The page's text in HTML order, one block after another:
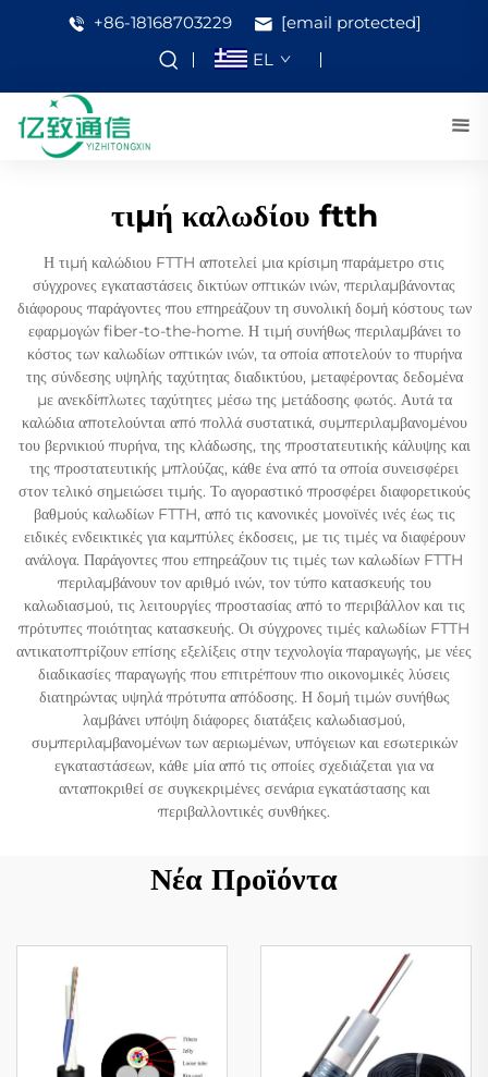
+86-18168703229
[email protected]
EL
τιμή καλωδίου ftth
Η τιμή καλώδιου FTTH αποτελεί μια κρίσιμη παράμετρο στις
σύγχρονες εγκαταστάσεις δικτύων οπτικών ινών, περιλαμβάνοντας
διάφορους παράγοντες που επηρεάζουν τη συνολική δομή κόστους των
εφαρμογών fiber-to-the-home. Η τιμή συνήθως περιλαμβάνει το
κόστος των καλωδίων οπτικών ινών, τα οποία αποτελούν το πυρήνα
της σύνδεσης υψηλής ταχύτητας διαδικτύου, μεταφέροντας δεδομένα
με ανεκδίπλωτες ταχύτητες μέσω της μετάδοσης φωτός. Αυτά τα
καλώδια αποτελούνται από πολλά συστατικά, συμπεριλαμβανομένου
του βερνικιού πυρήνα, της κλάδωσης, της προστατευτικής κάλυψης και
της προστατευτικής μπλούζας, κάθε ένα από τα οποία συνεισφέρει
στον τελικό σημειώσει τιμής. Το αγοραστικό προσφέρει διαφορετικούς
βαθμούς καλωδίων FTTH, από τις κανονικές μονοϊνές ινές έως τις
ειδικές ενδεικτικές για καμπύλες έκδοσεις, με τις τιμές να διαφέρουν
ανάλογα. Παράγοντες που επηρεάζουν τις τιμές των καλωδίων FTTH
περιλαμβάνουν τον αριθμό ινών, τον τύπο κατασκευής του
καλωδιασμού, τις λειτουργίες προστασίας από το περιβάλλον και τις
πρότυπες ποιότητας κατασκευής. Οι σύγχρονες τιμές καλωδίων FTTH
αντικατοπτρίζουν επίσης εξελίξεις στην τεχνολογία παραγωγής, με νέες
διαδικασίες παραγωγής που επιτρέπουν πιο οικονομικές λύσεις
διατηρώντας υψηλά πρότυπα απόδοσης. Η δομή τιμών συνήθως
λαμβάνει υπόψη διάφορες διατάξεις καλωδιασμού,
συμπεριλαμβανομένων των αεριωμένων, υπόγειων και εσωτερικών
εγκαταστάσεων, κάθε μία από τις οποίες σχεδιάζεται για να
ανταποκριθεί σε συγκεκριμένες σενάρια εγκατάστασης και
περιβαλλοντικές συνθήκες.
Νέα Προϊόντα